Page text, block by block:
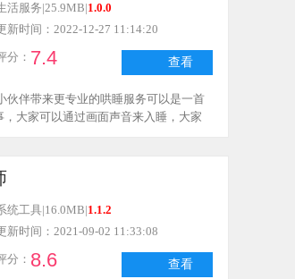
查看
活服务|25.9MB|1.0.0
新时间：2022-12-27 11:14:20
分： 7.4
伙伴带来更专业的哄睡服务可以是一首
大家可以通过画面声音来入睡，大家
查看
统工具|16.0MB|1.1.2
新时间：2021-09-02 11:33:08
分： 8.6